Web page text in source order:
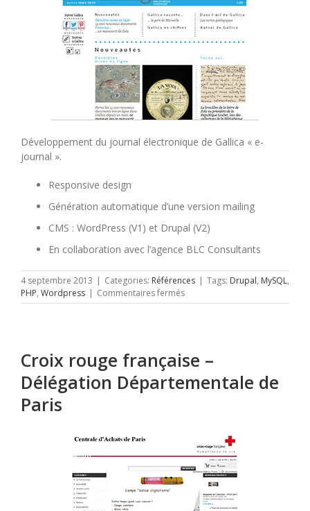
Développement du journal électronique de Gallica « e-
journal ».
Responsive design
Génération automatique d’une version mailing
CMS : WordPress (V1) et Drupal (V2)
En collaboration avec l’agence BLC Consultants
4 septembre 2013 | Categories: Références | Tags: Drupal, MySQL,
PHP, Wordpress | Commentaires ferméssur
Gallica
de
France
Croix rouge française –
Délégation Départementale de
Paris